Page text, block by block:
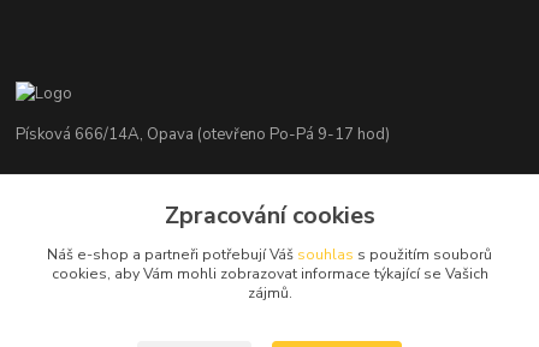
Písková 666/14A, Opava (otevřeno Po-Pá 9-17 hod)
+420 776 839 986
info@nosice.com
Zpracování cookies
Náš e-shop a partneři potřebují Váš souhlas s použitím souborů
cookies, aby Vám mohli zobrazovat informace týkající se Vašich
zájmů.